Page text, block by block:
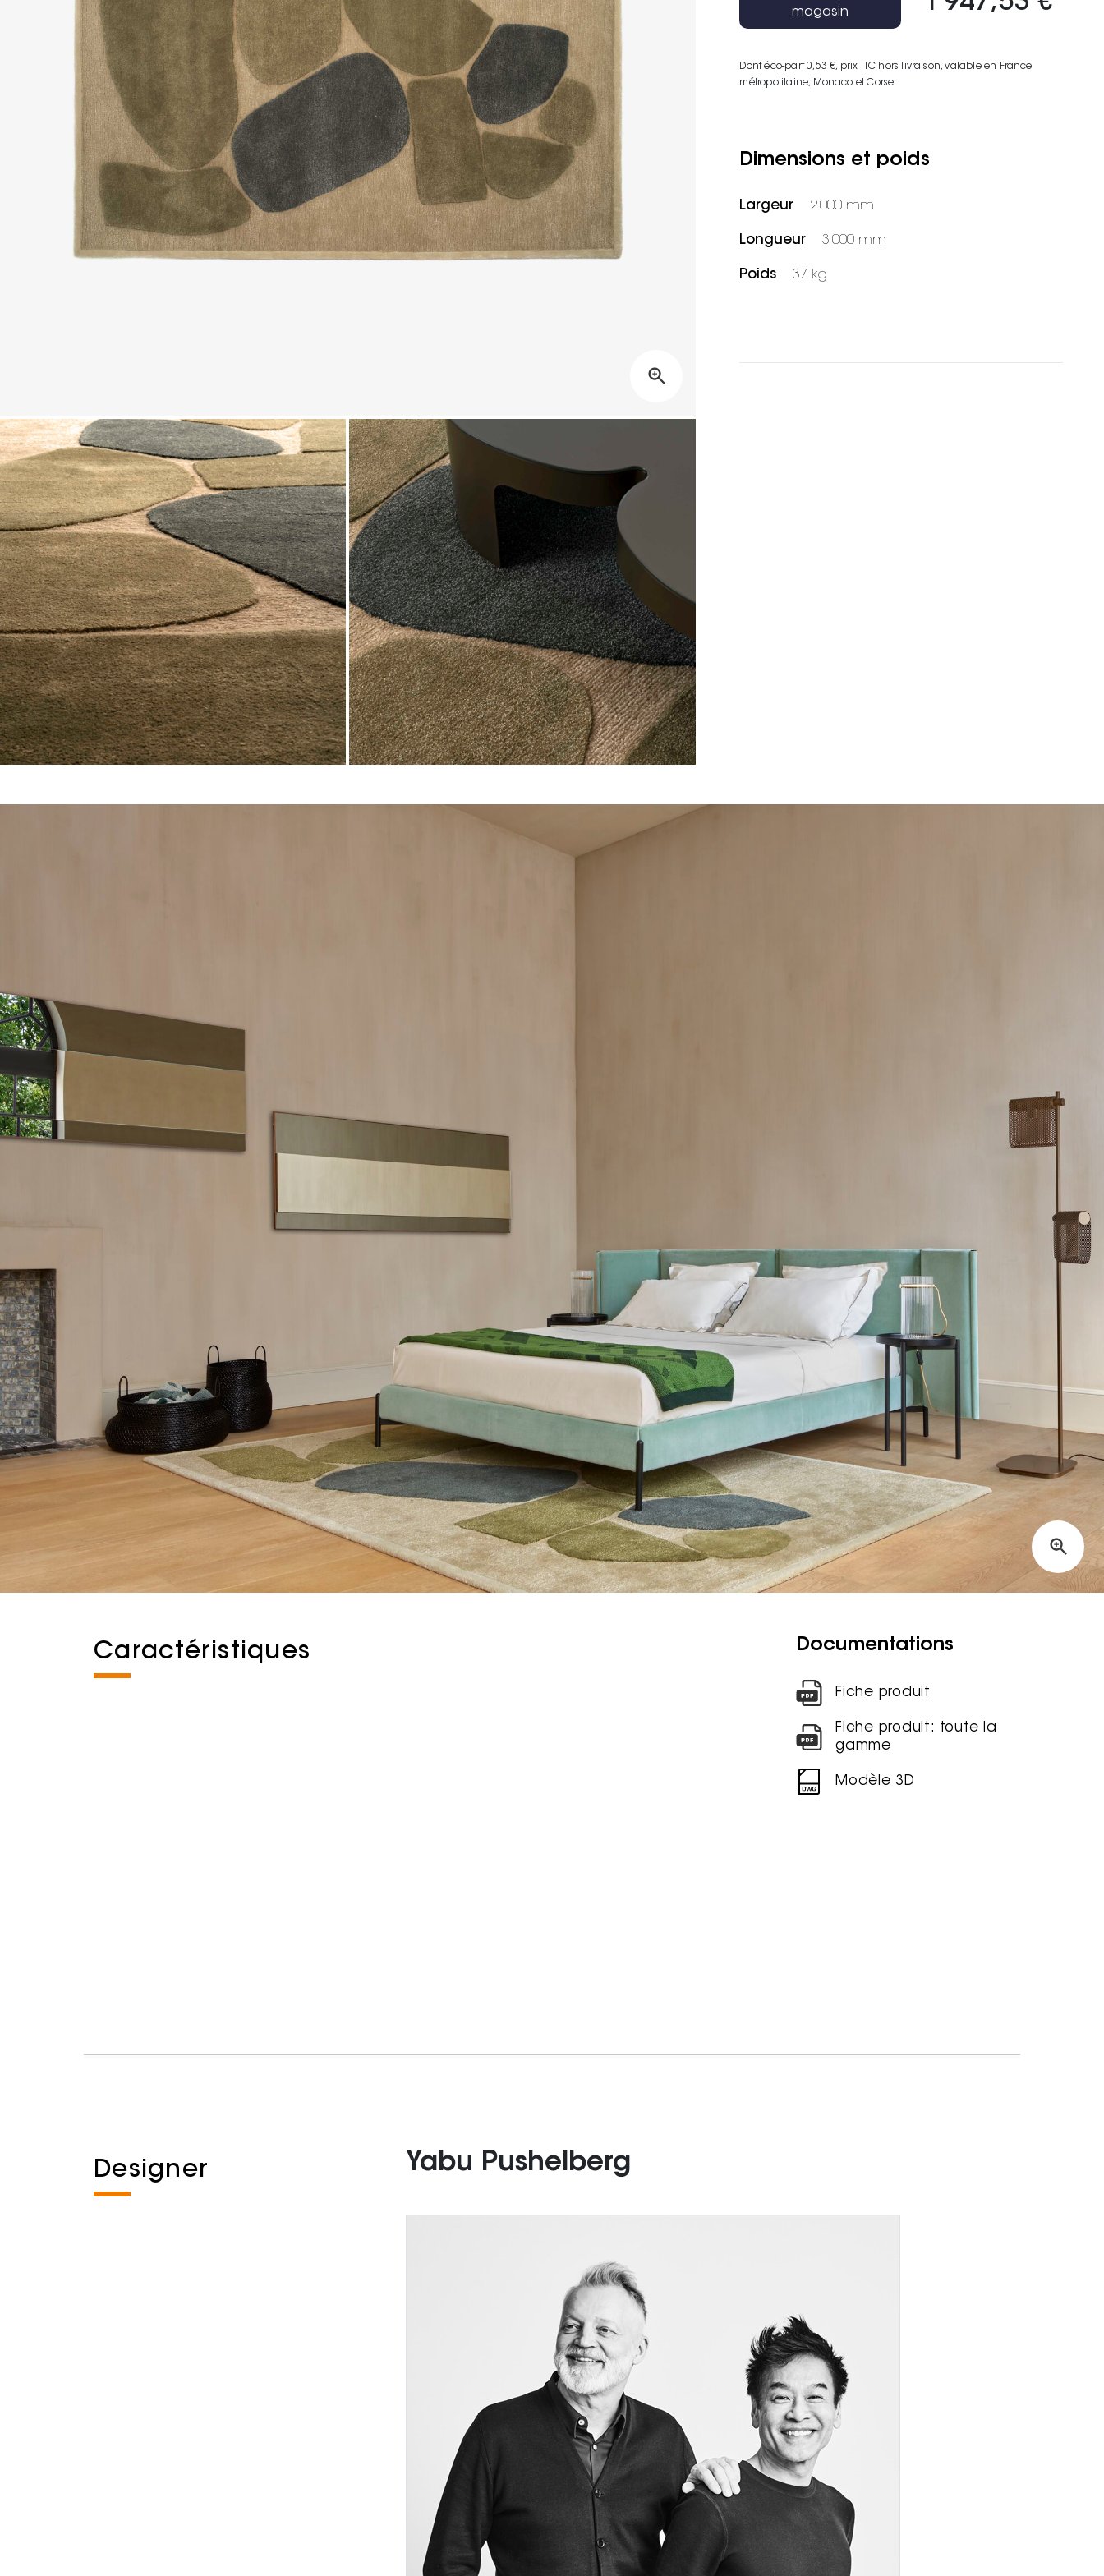
Dont éco-part 0,53 €, prix TTC hors livraison, valable en France
métropolitaine, Monaco et Corse.
magasin
Dimensions et poids
Largeur 2 000 mm
Longueur 3 000 mm
Poids 37 kg
Caractéristiques Documentations
Fiche produit
Fiche produit: toute la
gamme
Modèle 3D
Designer Yabu Pushelberg